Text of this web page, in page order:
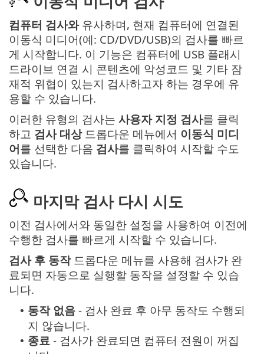
컴퓨터 검사와유사하며, 현재 컴퓨터에 연결된
이동식 미디어(예: CD/DVD/USB)의 검사를 빠르
게 시작합니다. 이 기능은 컴퓨터에 USB 플래시
드라이브 연결 시 콘텐츠에 악성코드 및 기타 잠
재적 위협이 있는지 검사하고자 하는 경우에 유
용할 수 있습니다.
이러한 유형의 검사는 사용자 지정 검사를 클릭
하고 검사 대상드롭다운 메뉴에서 이동식 미디
어를 선택한 다음 검사를 클릭하여 시작할 수도
있습니다.
마지막 검사 다시 시도
이전 검사에서와 동일한 설정을 사용하여 이전에
수행한 검사를 빠르게 시작할 수 있습니다.
검사 후 동작드롭다운 메뉴를 사용해 검사가 완
료되면 자동으로 실행할 동작을 설정할 수 있습
니다.
• 동작 없음 - 검사 완료 후 아무 동작도 수행되
지 않습니다.
• 종료 - 검사가 완료되면 컴퓨터 전원이 꺼집